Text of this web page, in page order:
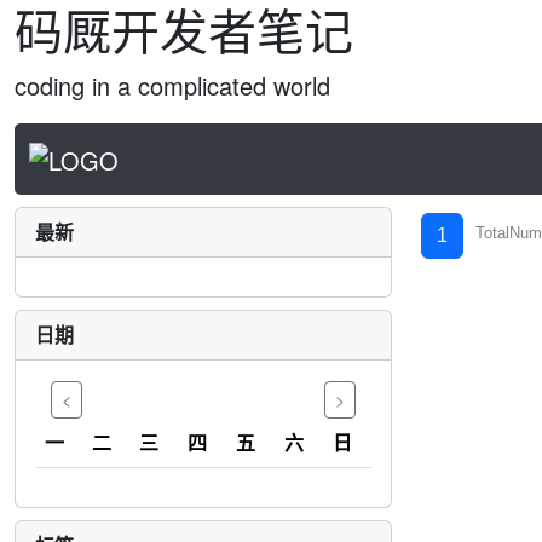
码厩开发者笔记
coding in a complicated world
最新
日期
< >
一 二 三 四 五 六 日
1